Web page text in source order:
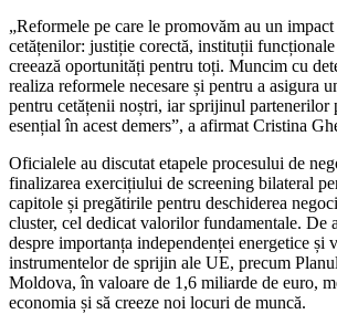
„Reformele pe care le promovăm au un
cetățenilor: justiție corectă, instituții
creează oportunități pentru toți. Muncim cu
realiza reformele necesare și pentru a asigura
pentru cetățenii noștri, iar sprijinul partenerilor
esențial în acest demers”, a afirmat Cristina
Oficialele au discutat etapele procesului de
finalizarea exercițiului de screening bilateral
capitole și pregătirile pentru deschiderea
cluster, cel dedicat valorilor fundamentale. De
despre importanța independenței energetice și
instrumentelor de sprijin ale UE, precum
Moldova, în valoare de 1,6 miliarde de euro,
economia și să creeze noi locuri de muncă.